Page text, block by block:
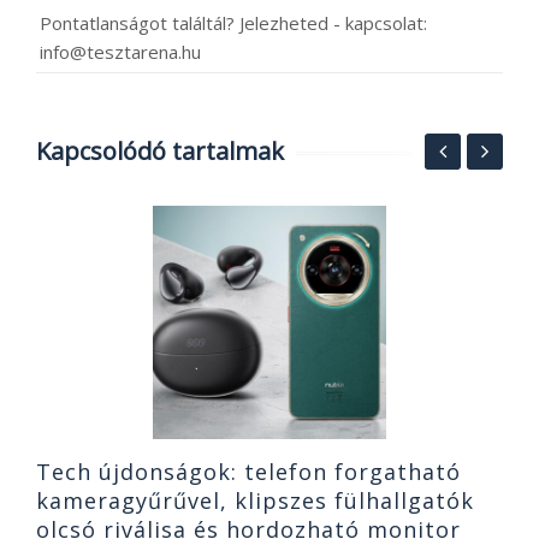
Pontatlanságot találtál? Jelezheted - kapcsolat:
info@tesztarena.hu
Kapcsolódó tartalmak
Tech újdonságok: telefon forgatható
kameragyűrűvel, klipszes fülhallgatók
olcsó riválisa és hordozható monitor